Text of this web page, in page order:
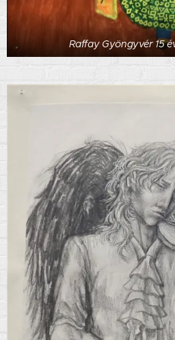
Raffay Gyöngyvér 15